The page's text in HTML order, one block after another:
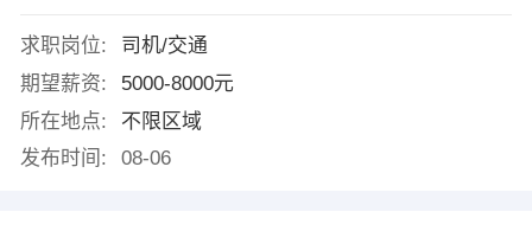
求职岗位:
司机/交通
期望薪资:
5000-8000元
所在地点:
不限区域
发布时间:
08-06